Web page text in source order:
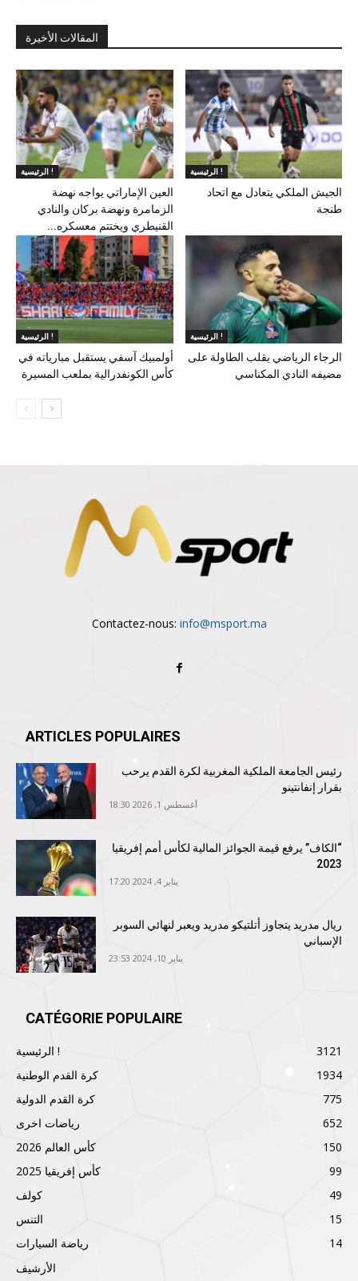
المقالات الأخيرة
الرئيسية !
العين الإماراتي يواجه نهضة
الزمامرة ونهضة بركان والنادي
القنيطري ويختتم معسكره...
الرئيسية !
الجيش الملكي يتعادل مع اتحاد
طنجة
الرئيسية !
أولمبيك آسفي يستقبل مبارياته في
كأس الكونفدرالية بملعب المسيرة
الرئيسية !
الرجاء الرياضي يقلب الطاولة على
مضيفه النادي المكناسي
Contactez-nous: info@msport.ma
ARTICLES POPULAIRES
رئيس الجامعة الملكية المغربية لكرة القدم يرحب
بقرار إنفانتينو
أغسطس 1, 2026 18:30
“الكاف” يرفع قيمة الجوائز المالية لكأس أمم إفريقيا
2023
يناير 4, 2024 17:20
ريال مدريد يتجاوز أتلتيكو مدريد ويعبر لنهائي السوبر
الإسباني
يناير 10, 2024 23:53
CATÉGORIE POPULAIRE
الرئيسية !
3121
كرة القدم الوطنية
1934
كرة القدم الدولية
775
رياضات اخرى
652
كأس العالم 2026
150
كأس إفريقيا 2025
99
كولف
49
التنس
15
رياضة السيارات
14
الأرشيف